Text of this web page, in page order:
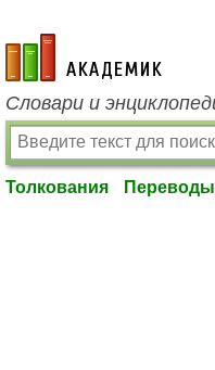
academic.ru
Словари и
Толкования Переводы